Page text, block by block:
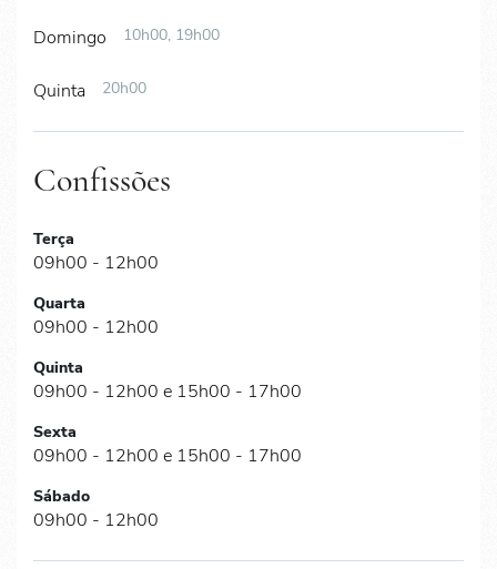
Domingo 10h00, 19h00
Quinta 20h00
Confissões
Terça
09h00 - 12h00
Quarta
09h00 - 12h00
Quinta
09h00 - 12h00 e 15h00 - 17h00
Sexta
09h00 - 12h00 e 15h00 - 17h00
Sábado
09h00 - 12h00